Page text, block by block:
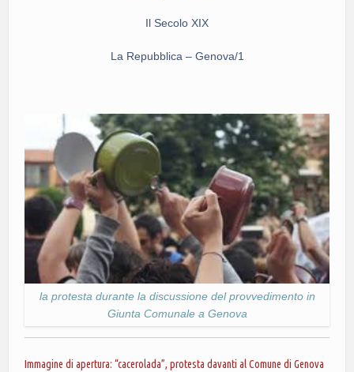
Il Secolo XIX
La Repubblica – Genova/1
la protesta durante la discussione del provvedimento in
Giunta Comunale a Genova
Immagine di apertura: “cacerolada”, protesta davanti al Comune di Genova